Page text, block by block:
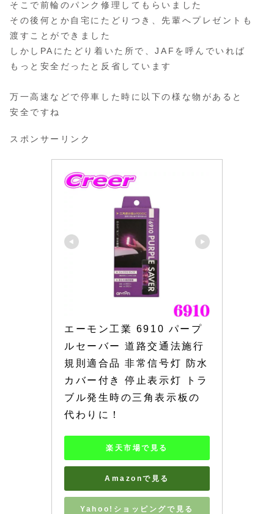
そこで前輪のパンク修理してもらいました
その後何とか自宅にたどりつき、先輩へプレゼントも
渡すことができました
しかしPAにたどり着いた所で、JAFを呼んでいれば
もっと安全だったと反省しています
万一高速などで停車した時に以下の様な物があると
安全ですね
スポンサーリンク
エーモン工業 6910 パープ
ルセーバー 道路交通法施行
規則適合品 非常信号灯 防水
カバー付き 停止表示灯 トラ
ブル発生時の三角表示板の
代わりに！
楽天市場で見る
Amazonで見る
Yahoo!ショッピングで見る